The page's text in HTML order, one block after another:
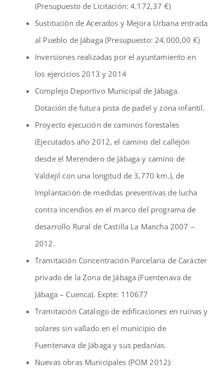
(Presupuesto de Licitación: 4.172,37 €)
Sustitución de Acerados y Mejora Urbana entrada
al Pueblo de Jábaga (Presupuesto: 24.000,00 €)
Inversiones realizadas por el ayuntamiento en
los ejercicios 2013 y 2014
Complejo Deportivo Municipal de Jábaga.
Dotación de futura pista de padel y zona infantil.
Proyecto ejecución de caminos forestales
(Ejecutados año 2012, el camino del callejón
desde el Merendero de Jábaga y camino de
Valdejil con una longitud de 3,770 km.), de
Implantación de medidas preventivas de lucha
contra incendios en el marco del programa de
desarrollo Rural de Castilla La Mancha 2007 –
2012.
Tramitación Concentración Parcelaria de Carácter
privado de la Zona de Jábaga (Fuentenava de
Jábaga – Cuenca). Expte: 110677
Tramitación Catálogo de edificaciones en ruinas y
solares sin vallado en el municipio de
Fuentenava de Jábaga y sus pedanías.
Nuevas obras Municipales (POM 2012):